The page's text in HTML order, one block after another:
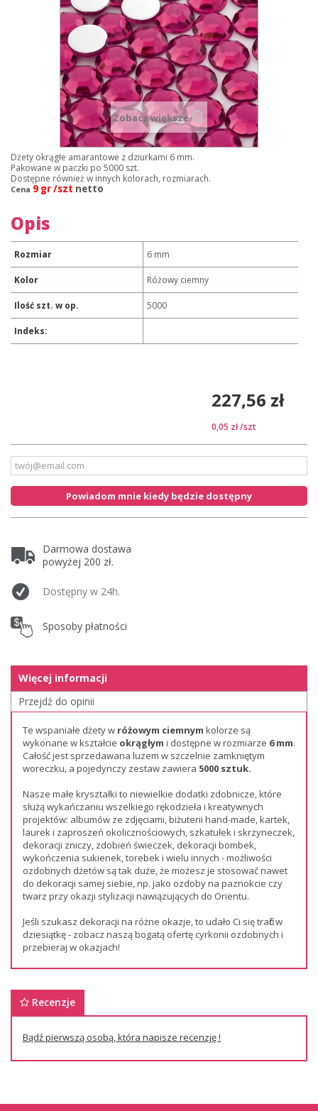
Zobacz większe
Dżety okrągłe amarantowe z dziurkami 6 mm.
Pakowane w paczki po 5000 szt.
Dostępne również w innych kolorach, rozmiarach.
Cena 9 gr /szt netto
Opis
Rozmiar 6 mm
Kolor Różowy ciemny
Ilość szt. w op. 5000
Indeks:
227,56 zł
0,05 zł/szt
Powiadom mnie kiedy będzie dostępny
Darmowa dostawa
powyżej 200 zł.
Dostępny w 24h.
Sposoby płatności
Więcej informacji
Przejdź do opinii
Te wspaniałe dżety w różowym ciemnym kolorze są
wykonane w kształcie okrągłym i dostępne w rozmiarze 6 mm.
Całość jest sprzedawana luzem w szczelnie zamkniętym
woreczku, a pojedynczy zestaw zawiera 5000 sztuk.
Nasze małe kryształki to niewielkie dodatki zdobnicze, które
służą wykańczaniu wszelkiego rękodzieła i kreatywnych
projektów: albumów ze zdjęciami, biżuterii hand-made, kartek,
laurek i zaproszeń okolicznościowych, szkatułek i skrzyneczek,
dekoracji zniczy, zdobień świeczek, dekoracji bombek,
wykończenia sukienek, torebek i wielu innych - możliwości
ozdobnych dżetów są tak duże, że możesz je stosować nawet
do dekoracji samej siebie, np. jako ozdoby na paznokcie czy
twarz przy okazji stylizacji nawiązujących do Orientu.
Jeśli szukasz dekoracji na różne okazje, to udało Ci się trafić w
dziesiątkę - zobacz naszą bogatą ofertę cyrkonii ozdobnych i
przebieraj w okazjach!
Recenzje
Bądź pierwszą osobą, która napisze recenzję !